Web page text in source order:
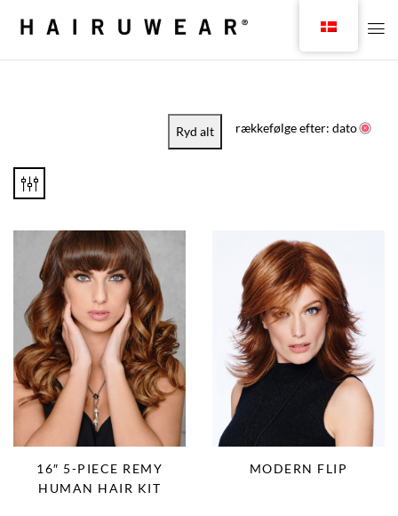
Ryd alt rækkefølge efter: dato
16″ 5-PIECE REMY
HUMAN HAIR KIT
MODERN FLIP